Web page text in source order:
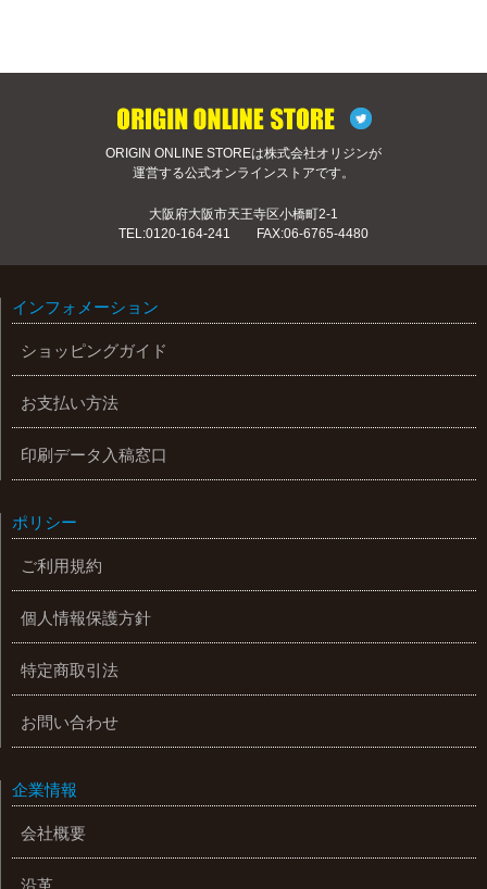
ORIGIN ONLINE STOREは株式会社オリジンが
運営する公式オンラインストアです。
大阪府大阪市天王寺区小橋町2-1
TEL:0120-164-241 FAX:06-6765-4480
インフォメーション
ショッピングガイド
お支払い方法
印刷データ入稿窓口
ポリシー
ご利用規約
個人情報保護方針
特定商取引法
お問い合わせ
企業情報
会社概要
沿革